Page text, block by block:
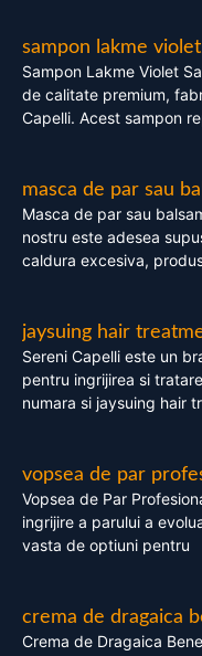
sampon lakme violet
Sampon Lakme Violet
de calitate premium,
Capelli. Acest sampon
masca de par sau
Masca de par sau
nostru este adesea
caldura excesiva,
jaysuing hair
Sereni Capelli este un
pentru ingrijirea si
numara si jaysuing hair
vopsea de par
Vopsea de Par
ingrijire a parului a
vasta de optiuni pentru
crema de dragaica
Crema de Dragaica